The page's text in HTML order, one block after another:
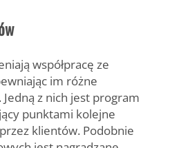
współpracę ze
im różne
z nich jest program
punktami kolejne
klientów. Podobnie